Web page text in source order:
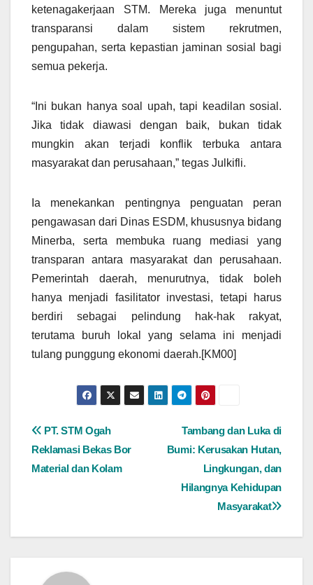
ketenagakerjaan STM. Mereka juga menuntut
transparansi dalam sistem rekrutmen,
pengupahan, serta kepastian jaminan sosial bagi
semua pekerja.
“Ini bukan hanya soal upah, tapi keadilan sosial.
Jika tidak diawasi dengan baik, bukan tidak
mungkin akan terjadi konflik terbuka antara
masyarakat dan perusahaan,” tegas Julkifli.
Ia menekankan pentingnya penguatan peran
pengawasan dari Dinas ESDM, khususnya bidang
Minerba, serta membuka ruang mediasi yang
transparan antara masyarakat dan perusahaan.
Pemerintah daerah, menurutnya, tidak boleh
hanya menjadi fasilitator investasi, tetapi harus
berdiri sebagai pelindung hak-hak rakyat,
terutama buruh lokal yang selama ini menjadi
tulang punggung ekonomi daerah.[KM00]
Navigasi
pos
Tambang dan Luka di
Bumi: Kerusakan Hutan,
Lingkungan, dan
Hilangnya Kehidupan
Masyarakat
PT. STM Ogah
Reklamasi Bekas Bor
Material dan Kolam